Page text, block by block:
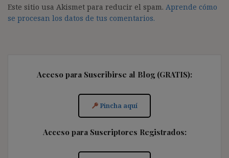
Este sitio usa Akismet para reducir el spam. Aprende cómo
se procesan los datos de tus comentarios.
Acceso para Suscribirse al Blog (GRATIS):
Pincha aquí
Acceso para Suscriptores Registrados: